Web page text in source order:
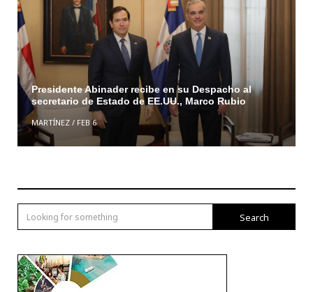
Presidente Abinader recibe en su Despacho al
secretario de Estado de EE.UU., Marco Rubio
MARTÍNEZ/ FEB 6
Search